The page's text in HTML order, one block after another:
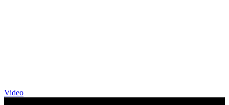
Video